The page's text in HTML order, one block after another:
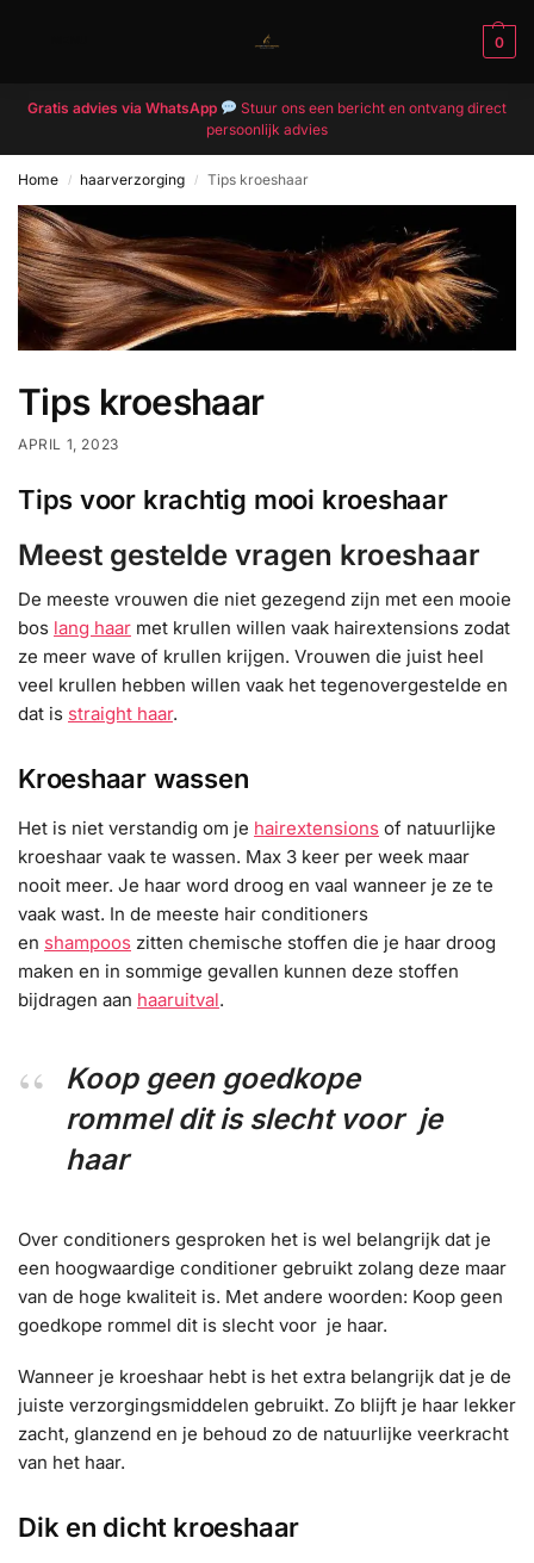
0
Gratis advies via WhatsApp
Stuur ons een bericht en ontvang direct
persoonlijk advies
Home / haarverzorging / Tips kroeshaar
Tips kroeshaar
APRIL 1, 2023
Tips voor krachtig mooi kroeshaar
Meest gestelde vragen kroeshaar
De meeste vrouwen die niet gezegend zijn met een mooie
bos lang haar met krullen willen vaak hairextensions zodat
ze meer wave of krullen krijgen. Vrouwen die juist heel
veel krullen hebben willen vaak het tegenovergestelde en
dat is straight haar.
Kroeshaar wassen
Het is niet verstandig om je hairextensions of natuurlijke
kroeshaar vaak te wassen. Max 3 keer per week maar
nooit meer. Je haar word droog en vaal wanneer je ze te
vaak wast. In de meeste hair conditioners
en shampoos zitten chemische stoffen die je haar droog
maken en in sommige gevallen kunnen deze stoffen
bijdragen aan haaruitval.
Koop geen goedkope
rommel dit is slecht voor je
haar
Over conditioners gesproken het is wel belangrijk dat je
een hoogwaardige conditioner gebruikt zolang deze maar
van de hoge kwaliteit is. Met andere woorden: Koop geen
goedkope rommel dit is slecht voor je haar.
Wanneer je kroeshaar hebt is het extra belangrijk dat je de
juiste verzorgingsmiddelen gebruikt. Zo blijft je haar lekker
zacht, glanzend en je behoud zo de natuurlijke veerkracht
van het haar.
Dik en dicht kroeshaar